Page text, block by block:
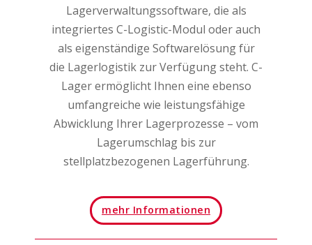
Lagerverwaltungssoftware, die als
integriertes C-Logistic-Modul oder auch
als eigenständige Softwarelösung für
die Lagerlogistik zur Verfügung steht. C-
Lager ermöglicht Ihnen eine ebenso
umfangreiche wie leistungsfähige
Abwicklung Ihrer Lagerprozesse – vom
Lagerumschlag bis zur
stellplatzbezogenen Lagerführung.
mehr Informationen